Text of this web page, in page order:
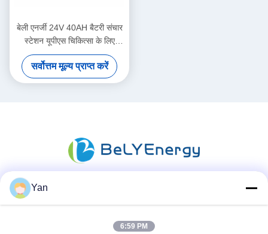
बेली एनर्जी 24V 40AH बैटरी संचार
स्टेशन यूपीएस चिकित्सा के लिए
अनुकूलित
सर्वोत्तम मूल्य प्राप्त करें
Yan
6:59 PM